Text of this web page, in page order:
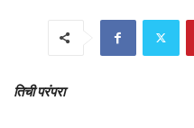
तिची परंपरा